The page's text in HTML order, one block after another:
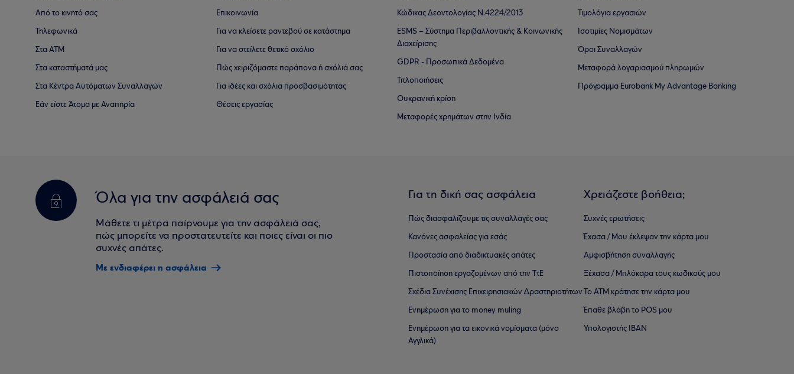
Από το κινητό σας
Τηλεφωνικά
Στα ΑΤΜ
Στα καταστήματά μας
Στα Κέντρα Αυτόματων Συναλλαγών
Εάν είστε Άτομα με Αναπηρία
Επικοινωνία
Για να κλείσετε ραντεβού σε κατάστημα
Για να στείλετε θετικό σχόλιο
Πώς χειριζόμαστε παράπονα ή σχόλιά σας
Για ιδέες και σχόλια προσβασιμότητας
Θέσεις εργασίας
Κώδικας Δεοντολογίας Ν.4224/2013
ESMS – Σύστημα Περιβαλλοντικής & Κοινωνικής
Διαχείρισης
GDPR - Προσωπικά Δεδομένα
Τιτλοποιήσεις
Ουκρανική κρίση
Μεταφορές χρημάτων στην Ινδία
Τιμολόγια εργασιών
Ισοτιμίες Νομισμάτων
Όροι Συναλλαγών
Μεταφορά λογαριασμού πληρωμών
Πρόγραμμα Eurobank My Advantage Banking
Όλα για την ασφάλειά σας
Μάθετε τι μέτρα παίρνουμε για την ασφάλειά σας,
πώς μπορείτε να προστατευτείτε και ποιες είναι οι πιο
συχνές απάτες.
Με ενδιαφέρει η ασφάλεια
Για τη δική σας ασφάλεια
Πώς διασφαλίζουμε τις συναλλαγές σας
Κανόνες ασφαλείας για εσάς
Προστασία από διαδικτυακές απάτες
Πιστοποίηση εργαζομένων από την ΤτΕ
Σχέδια Συνέχισης Επιχειρησιακών ∆ραστηριοτήτων
Ενημέρωση για το money muling
Ενημέρωση για τα εικονικά νομίσματα (μόνο
Αγγλικά)
Χρειάζεστε βοήθεια;
Συχνές ερωτήσεις
Έχασα / Μου έκλεψαν την κάρτα μου
Αμφισβήτηση συναλλαγής
Ξέχασα / Μπλόκαρα τους κωδικούς μου
Το ΑΤΜ κράτησε την κάρτα μου
Έπαθε βλάβη το POS μου
Υπολογιστής IBAN